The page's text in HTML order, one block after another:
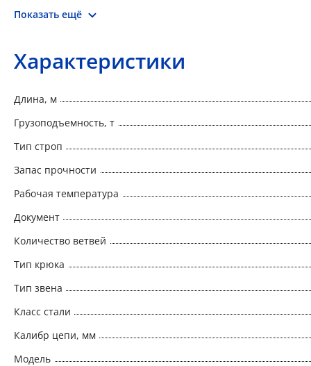
Показать ещё
Характеристики
Длина, м
Грузоподъемность, т
Тип строп
Запас прочности
Рабочая температура
Документ
Количество ветвей
Тип крюка
Тип звена
Класс стали
Калибр цепи, мм
Модель